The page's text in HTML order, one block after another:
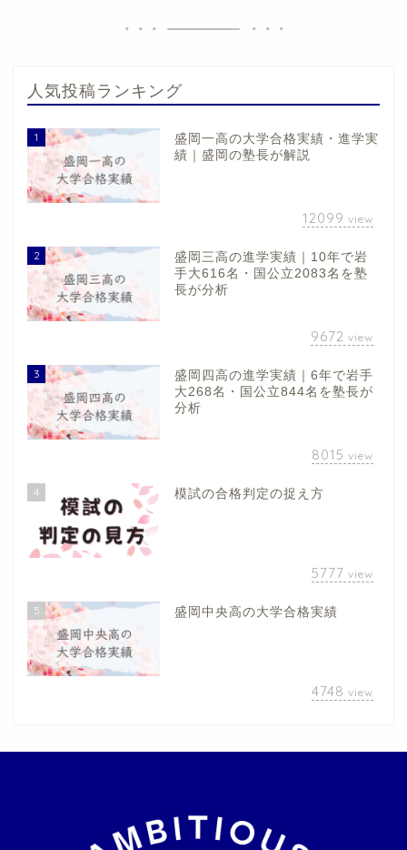
人気投稿ランキング
1
盛岡一高の大学合格実績・進学実
績｜盛岡の塾長が解説
12099 view
2
盛岡三高の進学実績｜10年で岩
手大616名・国公立2083名を塾
長が分析
9672 view
3
盛岡四高の進学実績｜6年で岩手
大268名・国公立844名を塾長が
分析
8015 view
4 模試の合格判定の捉え方
5777 view
5 盛岡中央高の大学合格実績
4748 view